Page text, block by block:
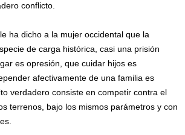
conflicto.
ha dicho a la mujer occidental que la
de carga histórica, casi una prisión
es opresión, que cuidar hijos es
afectivamente de una familia es
verdadero consiste en competir contra el
terrenos, bajo los mismos parámetros y con